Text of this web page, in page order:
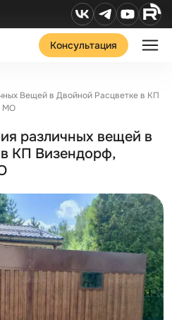
Консультация
Вещей в Двойной Расцветке в КП
МО
различных вещей в
КП Визендорф,